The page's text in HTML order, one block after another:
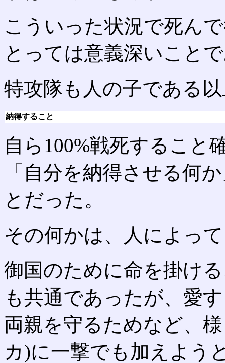
こういった状況で死ん
とっては意義深いこと
特攻隊も人の子である
納得すること
自ら100%戦死すること
「自分を納得させる何
とだった。
その何かは、人によっ
御国のために命を掛け
も共通であったが、愛
両親を守るためなど、
カ)に一撃でも加えよう